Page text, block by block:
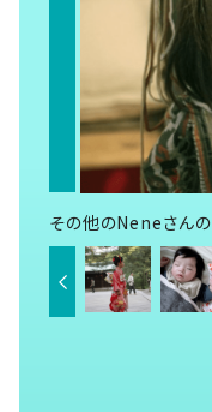
その他のNeneさん